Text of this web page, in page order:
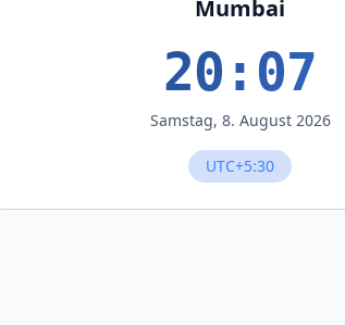
Mumbai
20:07
Samstag, 8. August 2026
UTC+5:30